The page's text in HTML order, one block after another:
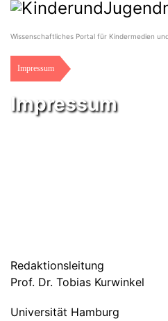
Wissenschaftliches Portal für Kindermedien
Impressum
Impressum
Redaktionsleitung
Prof. Dr. Tobias Kurwinkel
Universität Hamburg